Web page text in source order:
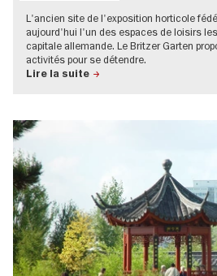
L'ancien site de l'exposition horticole
aujourd'hui l'un des espaces de loisirs
capitale allemande. Le Britzer Garten
activités pour se détendre.
Lire la suite